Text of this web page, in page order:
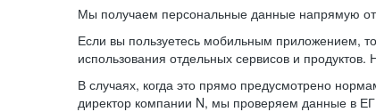
Мы получаем персональные данные напрямую
Если вы пользуетесь мобильным приложением,
использования отдельных сервисов и
В случаях, когда это прямо предусмотрено
директор компании N, мы проверяем данные в